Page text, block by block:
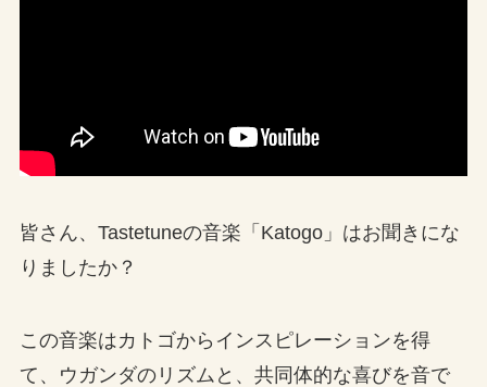
皆さん、Tastetuneの音楽「Katogo」はお聞きにな
りましたか？
この音楽はカトゴからインスピレーションを得
て、ウガンダのリズムと、共同体的な喜びを音で